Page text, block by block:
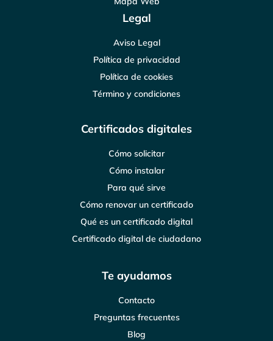
Legal
Aviso Legal
Política de privacidad
Política de cookies
Término y condiciones
Certificados digitales
Cómo solicitar
Cómo instalar
Para qué sirve
Cómo renovar un certificado
Qué es un certificado digital
Certificado digital de ciudadano
Te ayudamos
Contacto
Preguntas frecuentes
Blog